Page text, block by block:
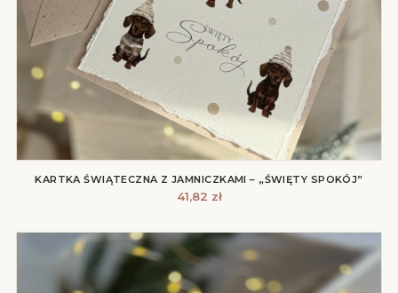
KARTKA ŚWIĄTECZNA Z JAMNICZKAMI – „ŚWIĘTY SPOKÓJ”
41,82 zł